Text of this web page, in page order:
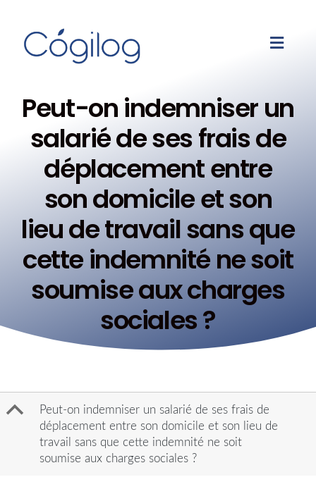
Peut-on indemniser un
salarié de ses frais de
déplacement entre
son domicile et son
lieu de travail sans que
cette indemnité ne soit
soumise aux charges
sociales ?
B
Peut-on indemniser un salarié de ses frais de
déplacement entre son domicile et son lieu de
travail sans que cette indemnité ne soit
soumise aux charges sociales ?